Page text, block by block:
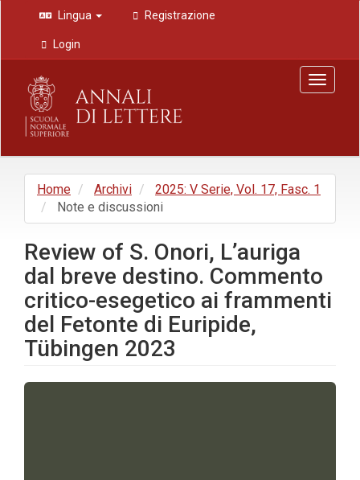
Navigazione
principale
Contenuto
principale
Barra
laterale
Lingua Registrazione
Login
Toggle
Home Archivi
2025: V Serie, Vol. 17, Fasc. 1
Note e discussioni
Review of S. Onori, L’auriga
dal breve destino. Commento
critico-esegetico ai frammenti
del Fetonte di Euripide,
Tübingen 2023
Barra